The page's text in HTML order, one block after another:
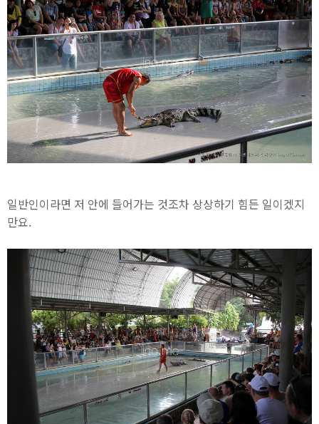
일반인이라면 저 안에 들어가는 것조차 상상하기 힘든 일이겠지
만요.